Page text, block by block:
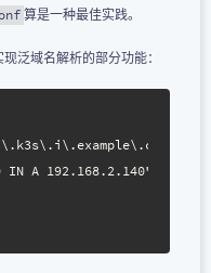
算是一种最佳实践。
泛域名解析的部分功能：
IN A 192.168.2.140"